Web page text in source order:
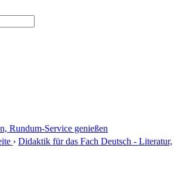
Rundum-Service genießen
› Didaktik für das Fach Deutsch - Literatur,